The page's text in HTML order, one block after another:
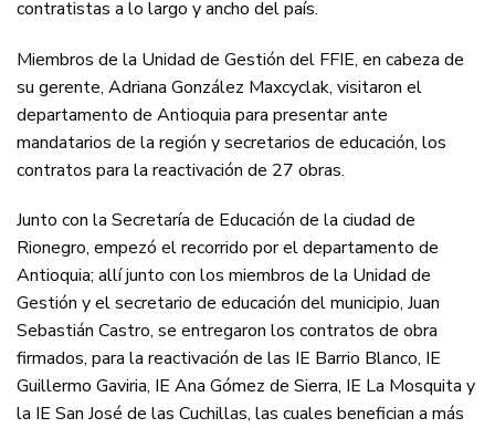
contratistas a lo largo y ancho del país.
Miembros de la Unidad de Gestión del FFIE, en cabeza de
su gerente, Adriana González Maxcyclak, visitaron el
departamento de Antioquia para presentar ante
mandatarios de la región y secretarios de educación, los
contratos para la reactivación de 27 obras.
Junto con la Secretaría de Educación de la ciudad de
Rionegro, empezó el recorrido por el departamento de
Antioquia; allí junto con los miembros de la Unidad de
Gestión y el secretario de educación del municipio, Juan
Sebastián Castro, se entregaron los contratos de obra
firmados, para la reactivación de las IE Barrio Blanco, IE
Guillermo Gaviria, IE Ana Gómez de Sierra, IE La Mosquita y
la IE San José de las Cuchillas, las cuales benefician a más